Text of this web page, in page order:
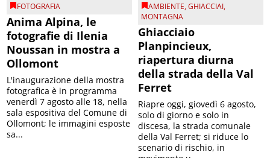
FOTOGRAFIA
Anima Alpina, le
fotografie di Ilenia
Noussan in mostra a
Ollomont
L'inaugurazione della mostra
fotografica è in programma
venerdì 7 agosto alle 18, nella
sala espositiva del Comune di
Ollomont; le immagini esposte
sa...
AMBIENTE,GHIACCIAI,
MONTAGNA
Ghiacciaio
Planpincieux,
riapertura diurna
della strada della Val
Ferret
Riapre oggi, giovedì 6 agosto,
solo di giorno e solo in
discesa, la strada comunale
della Val Ferret; si riduce lo
scenario di rischio, in